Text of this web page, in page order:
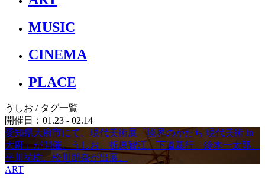
MUSIC
CINEMA
PLACE
うしお / タグ一覧
開催日：01.23 - 02.14
愛知県大府市にて、現代美術展「境界のかたち 現代美術 in
大府」が開催。うしお、折原智江、下道基行、鈴木一太郎、
平川祐樹、松川朋奈が出展。
ART